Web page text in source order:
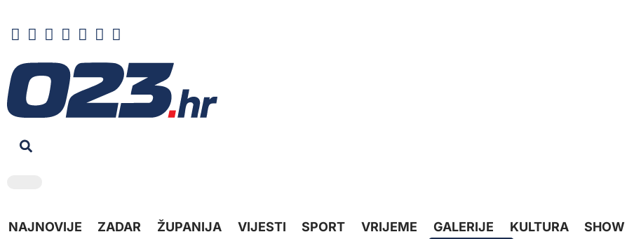
NAJNOVIJE ZADAR ŽUPANIJA VIJESTI SPORT VRIJEME GALERIJE KULTURA SHOW